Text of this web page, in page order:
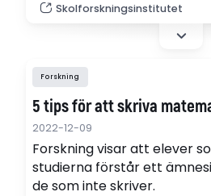
elevers kunskaper både i
man gör
som utmaningar med
laborationsundervisningen.
Skolforskningsinstitutet
Forskning
5 tips för att skriva
2022-12-09
Forskning visar att elever
studierna förstår ett
de som inte skriver.